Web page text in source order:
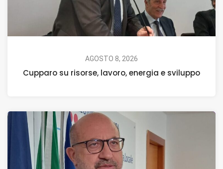
AGOSTO 8, 2026
Cupparo su risorse, lavoro, energia e sviluppo